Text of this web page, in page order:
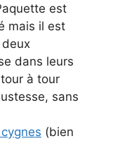
est
mais il est
dans leurs
à tour
sans
(bien